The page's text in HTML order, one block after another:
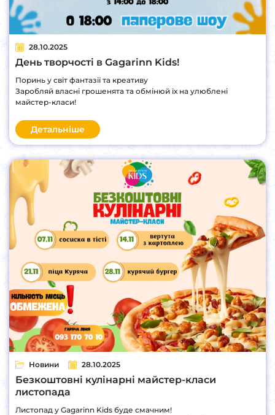
28.10.2025
День творчості в Gagarinn Kids!
Поринь у світ фантазії та креативу
Заробляй власні грошенята та обмінюй їх на улюблені
майстер-класи!
Детальніше
Новини 28.10.2025
Безкоштовні кулінарні майстер-класи
листопада
Листопад у Gagarinn Kids буде смачним!